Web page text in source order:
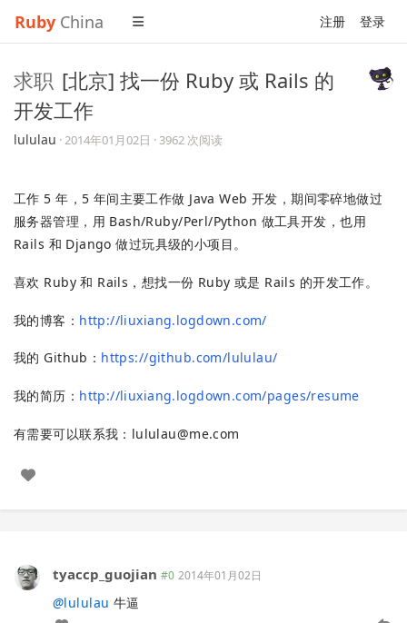
Ruby China 注册 登录
求职 [北京] 找一份 Ruby 或 Rails 的
开发工作
lululau ·2014年01月02日 · 3962 次阅读
工作 5 年，5 年间主要工作做 Java Web 开发，期间零碎地做过
服务器管理，用 Bash/Ruby/Perl/Python 做工具开发，也用
Rails 和 Django 做过玩具级的小项目。
喜欢 Ruby 和 Rails，想找一份 Ruby 或是 Rails 的开发工作。
我的博客： http://liuxiang.logdown.com/
我的 Github： https://github.com/lululau/
我的简历： http://liuxiang.logdown.com/pages/resume
有需要可以联系我： lululau@me.com
tyaccp_guojian #0 2014年01月02日
@lululau 牛逼